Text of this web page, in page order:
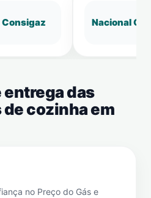
Consigaz Nacional Gás
entrega das
cozinha em
no Preço do Gás e